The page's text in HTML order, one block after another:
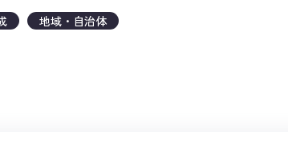
地域・自治体